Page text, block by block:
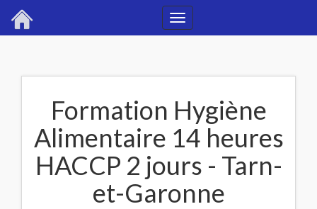
Toggle
Formation Hygiène
Alimentaire 14 heures
HACCP 2 jours - Tarn-
et-Garonne